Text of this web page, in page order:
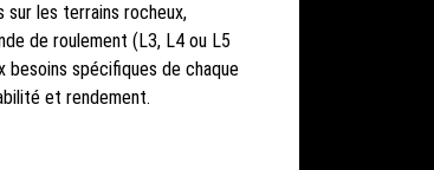
les terrains rocheux,
de roulement (L3, L4 ou L5
besoins spécifiques de chaque
et rendement.